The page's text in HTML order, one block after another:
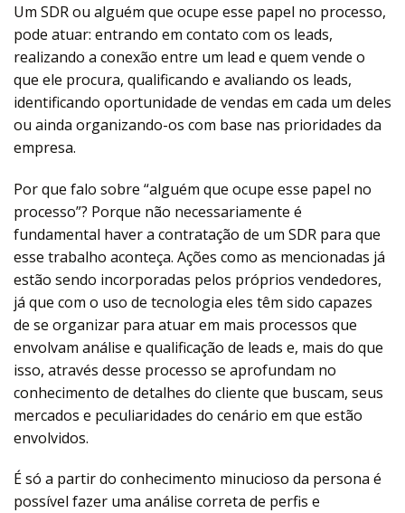
Um SDR ou alguém que ocupe esse papel no processo,
pode atuar: entrando em contato com os leads,
realizando a conexão entre um lead e quem vende o
que ele procura, qualificando e avaliando os leads,
identificando oportunidade de vendas em cada um deles
ou ainda organizando-os com base nas prioridades da
empresa.
Por que falo sobre “alguém que ocupe esse papel no
processo”? Porque não necessariamente é
fundamental haver a contratação de um SDR para que
esse trabalho aconteça. Ações como as mencionadas já
estão sendo incorporadas pelos próprios vendedores,
já que com o uso de tecnologia eles têm sido capazes
de se organizar para atuar em mais processos que
envolvam análise e qualificação de leads e, mais do que
isso, através desse processo se aprofundam no
conhecimento de detalhes do cliente que buscam, seus
mercados e peculiaridades do cenário em que estão
envolvidos.
É só a partir do conhecimento minucioso da persona é
possível fazer uma análise correta de perfis e